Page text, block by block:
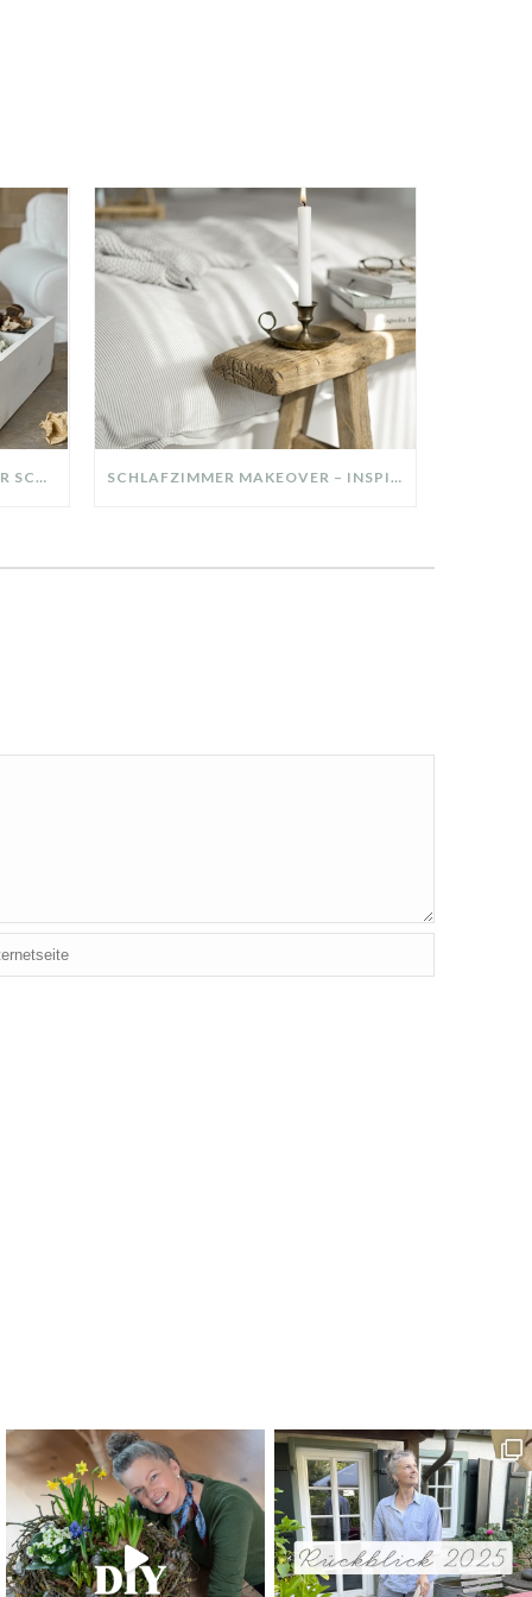
DIY-DEKO-TABLETT AUS ALTER SCHUBLADE – NACHHALTIGE HERBSTDEKO SELBER MACHEN! SCHLAFZIMMER MAKEOVER – INSPIRATION FÜR DEIN SCHLAFZIMMER: AUS ALT MACH NEU – HELL, GEMÜTLICH UND EINLADEND